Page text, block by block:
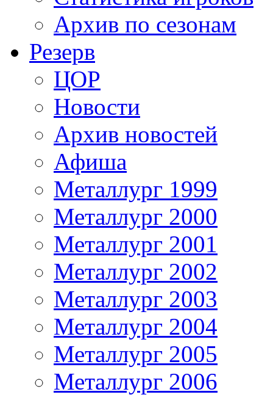
Архив по сезонам
Резерв
ЦОР
Новости
Архив новостей
Афиша
Металлург 1999
Металлург 2000
Металлург 2001
Металлург 2002
Металлург 2003
Металлург 2004
Металлург 2005
Металлург 2006